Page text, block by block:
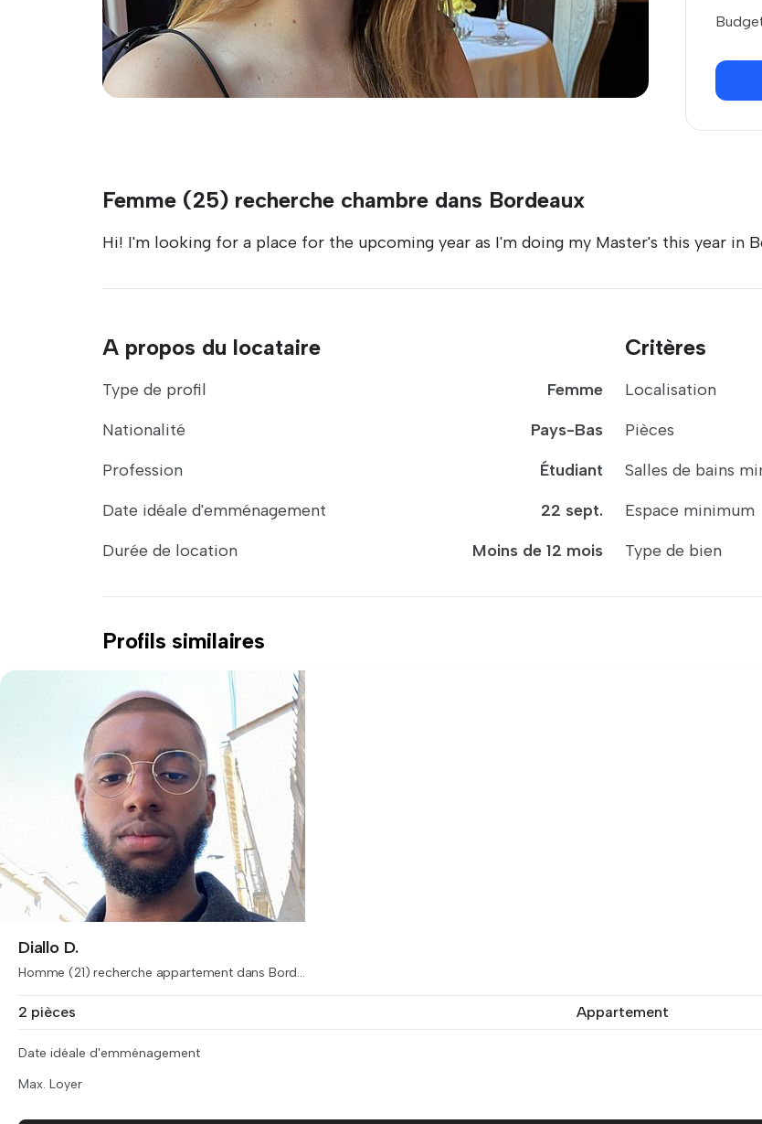
Femme (25) recherche chambre dans Bordeaux
Hi! I'm looking for a place for the upcoming year as I'm doing my Master's this year in
A propos du locataire
Type de profil
Femme
Nationalité
Pays-Bas
Profession
Étudiant
Date idéale d'emménagement
22 sept.
Durée de location
Moins de 12 mois
Critères
Localisation
Pièces
Salles de bains
Espace minimum
Type de bien
Profils similaires
Diallo D.
Homme (21) recherche appartement dans Bord...
2 pièces Appartement
Date idéale d'emménagement
Max. Loyer